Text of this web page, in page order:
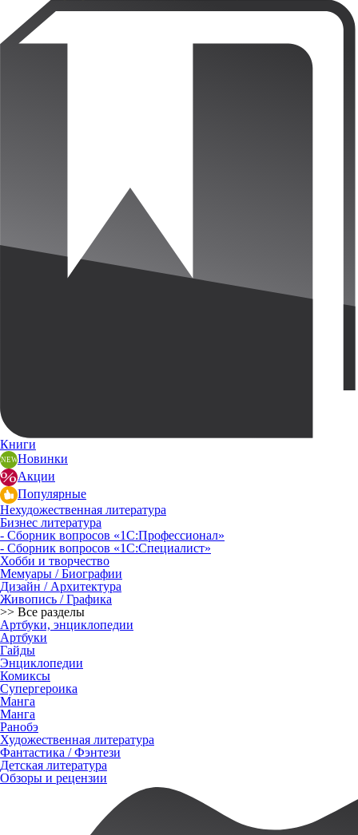
Книги
Новинки
Акции
Популярные
Нехудожественная литература
Бизнес литература
- Сборник вопросов «1С:Профессионал»
- Сборник вопросов «1С:Специалист»
Хобби и творчество
Мемуары / Биографии
Дизайн / Архитектура
Живопись / Графика
>> Все разделы
Артбуки, энциклопедии
Артбуки
Гайды
Энциклопедии
Комиксы
Супергероика
Манга
Манга
Ранобэ
Художественная литература
Фантастика / Фэнтези
Детская литература
Обзоры и рецензии